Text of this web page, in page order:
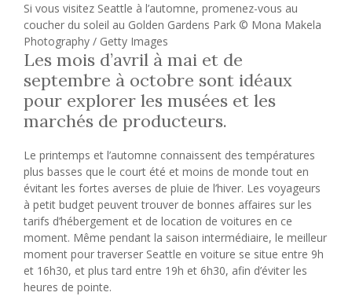
Si vous visitez Seattle à l’automne, promenez-vous au
coucher du soleil au Golden Gardens Park © Mona Makela
Photography / Getty Images
Les mois d’avril à mai et de
septembre à octobre sont idéaux
pour explorer les musées et les
marchés de producteurs.
Le printemps et l’automne connaissent des températures
plus basses que le court été et moins de monde tout en
évitant les fortes averses de pluie de l’hiver. Les voyageurs
à petit budget peuvent trouver de bonnes affaires sur les
tarifs d’hébergement et de location de voitures en ce
moment. Même pendant la saison intermédiaire, le meilleur
moment pour traverser Seattle en voiture se situe entre 9h
et 16h30, et plus tard entre 19h et 6h30, afin d’éviter les
heures de pointe.